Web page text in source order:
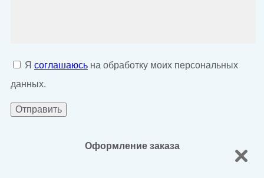
Я соглашаюсь на обработку моих персональных
данных.
Оформление заказа